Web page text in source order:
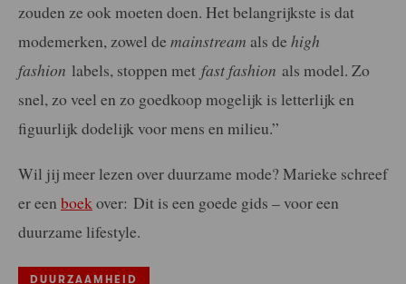
zouden ze ook moeten doen. Het belangrijkste is dat
modemerken, zowel de mainstream als de high
fashion labels, stoppen met fast fashion als model. Zo
snel, zo veel en zo goedkoop mogelijk is letterlijk en
figuurlijk dodelijk voor mens en milieu.”
Wil jij meer lezen over duurzame mode? Marieke schreef
er een boek over: Dit is een goede gids – voor een
duurzame lifestyle.
DUURZAAMHEID